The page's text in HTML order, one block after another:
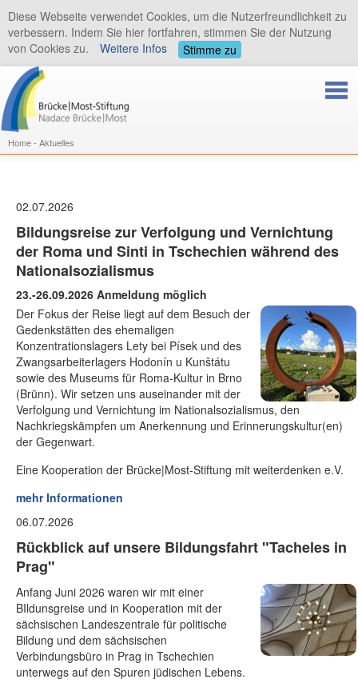
Home - Aktuelles
02.07.2026
Bildungsreise zur Verfolgung und Vernichtung
der Roma und Sinti in Tschechien während des
Nationalsozialismus
23.-26.09.2026 Anmeldung möglich
Der Fokus der Reise liegt auf dem Besuch der
Gedenkstätten des ehemaligen
Konzentrationslagers Lety bei Písek und des
Zwangsarbeiterlagers Hodonín u Kunštátu
sowie des Museums für Roma-Kultur in Brno
(Brünn). Wir setzen uns auseinander mit der
Verfolgung und Vernichtung im Nationalsozialismus, den
Nachkriegskämpfen um Anerkennung und Erinnerungskultur(en)
der Gegenwart.
Eine Kooperation der Brücke|Most-Stiftung mit weiterdenken e.V.
mehr Informationen
06.07.2026
Rückblick auf unsere Bildungsfahrt "Tacheles in
Prag"
Anfang Juni 2026 waren wir mit einer
BIldunsgreise und in Kooperation mit der
sächsischen Landeszentrale für politische
Bildung und dem sächsischen
Verbindungsbüro in Prag in Tschechien
unterwegs auf den Spuren jüdischen Lebens.
Diese Webseite verwendet Cookies, um die Nutzerfreundlichkeit zu
verbessern. Indem Sie hier fortfahren, stimmen Sie der Nutzung
von Cookies zu.
Weitere Infos Stimme zu